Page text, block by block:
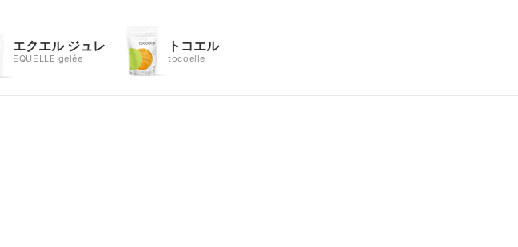
エクエル ジュレ
EQUELLE gelée
トコエル
tocoelle